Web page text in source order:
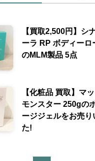
【買取2,500円】シ
ーラ RP ボディーロ
のMLM製品 5点
【化粧品 買取】マ
モンスター 250gの
ージジェルをお売り
た!